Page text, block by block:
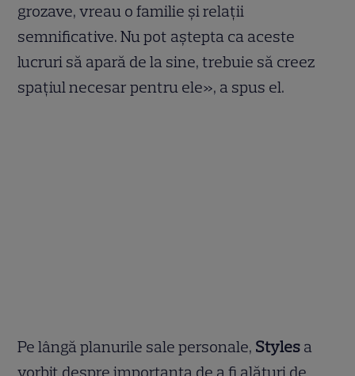
grozave, vreau o familie și relații
semnificative. Nu pot aștepta ca aceste
lucruri să apară de la sine, trebuie să creez
spațiul necesar pentru ele», a spus el.
Pe lângă planurile sale personale, Styles a
vorbit despre importanța de a fi alături de